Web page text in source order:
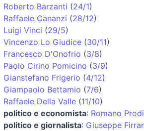
Roberto Barzanti (24/1)
Raffaele Cananzi (28/12)
Luigi Vinci (29/5)
Vincenzo Lo Giudice (30/11)
Francesco D'Onofrio (3/8)
Paolo Cirino Pomicino (3/9)
Gianstefano Frigerio (4/12)
Giampaolo Bettamio (7/6)
Raffaele Della Valle (11/10)
politico e economista: Romano Prodi
politico e giornalista: Giuseppe